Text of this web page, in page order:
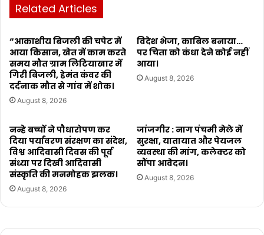
Related Articles
“आकाशीय बिजली की चपेट में
आया किसान, खेत में काम करते
समय मौत ग्राम लिटियाखार में
गिरी बिजली, हेमंत कंवर की
दर्दनाक मौत से गांव में शोक।
August 8, 2026
विदेश भेजा, काबिल बनाया…
पर चिता को कंधा देने कोई नहीं
आया।
August 8, 2026
नन्हे बच्चों ने पौधारोपण कर
दिया पर्यावरण संरक्षण का संदेश,
विश्व आदिवासी दिवस की पूर्व
संध्या पर दिखी आदिवासी
संस्कृति की मनमोहक झलक।
August 8, 2026
जांजगीर : नाग पंचमी मेले में
सुरक्षा, यातायात और पेयजल
व्यवस्था की मांग, कलेक्टर को
सौंपा आवेदन।
August 8, 2026